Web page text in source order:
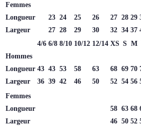
Femmes
Longueur
23 24 25 26 27 28 29
Largeur
27 28 29 30 32 34 37
4/6 6/8 8/10 10/12 12/14 XS S M
Hommes
Longueur 43 43 53 58 63 68 69 70
Largeur
36 39 42 46 50 52 54 56
Femmes
Longueur
58 63 68
Largeur
46 50 52